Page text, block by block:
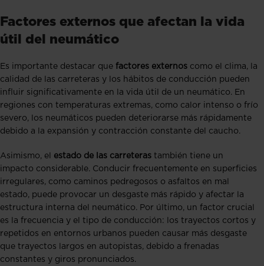
Factores externos que afectan la vida
útil del neumático
Es importante destacar que factores externos como el clima, la
calidad de las carreteras y los hábitos de conducción pueden
influir significativamente en la vida útil de un neumático. En
regiones con temperaturas extremas, como calor intenso o frío
severo, los neumáticos pueden deteriorarse más rápidamente
debido a la expansión y contracción constante del caucho.
Asimismo, el estado de las carreteras también tiene un
impacto considerable. Conducir frecuentemente en superficies
irregulares, como caminos pedregosos o asfaltos en mal
estado, puede provocar un desgaste más rápido y afectar la
estructura interna del neumático. Por último, un factor crucial
es la frecuencia y el tipo de conducción: los trayectos cortos y
repetidos en entornos urbanos pueden causar más desgaste
que trayectos largos en autopistas, debido a frenadas
constantes y giros pronunciados.